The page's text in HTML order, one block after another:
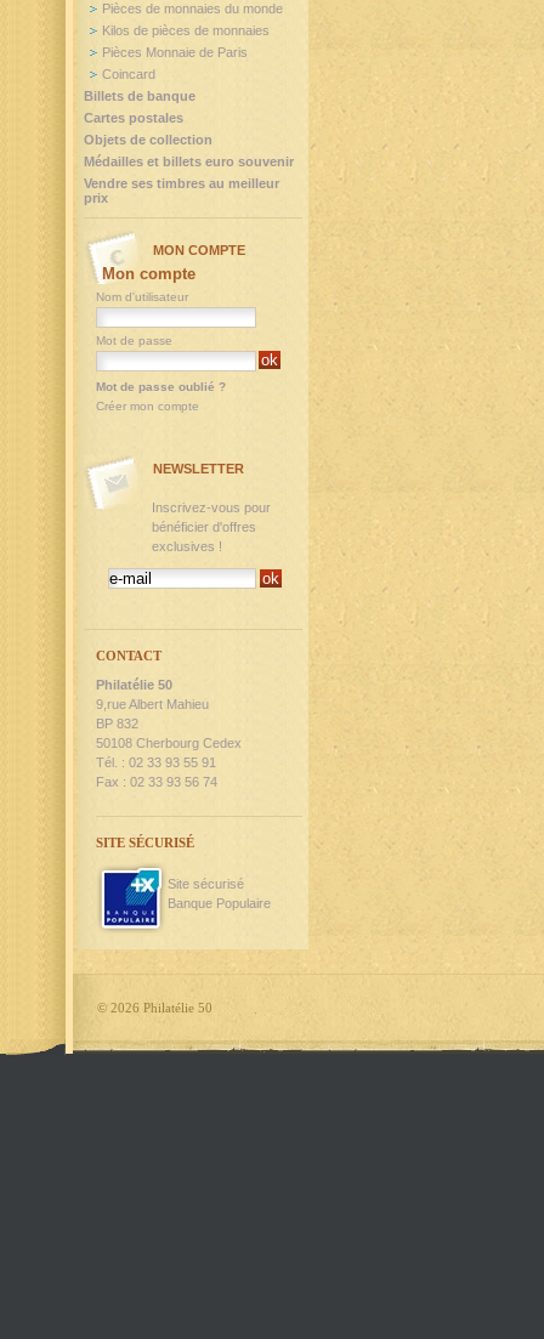
Pièces de monnaies du monde
Kilos de pièces de monnaies
Pièces Monnaie de Paris
Coincard
Billets de banque
Cartes postales
Objets de collection
Médailles et billets euro souvenir
Vendre ses timbres au meilleur
prix
MON COMPTE
Mon compte
Nom d'utilisateur
Mot de passe
Mot de passe oublié ?
Créer mon compte
NEWSLETTER
Inscrivez-vous pour
bénéficier d'offres
exclusives !
CONTACT
Philatélie 50
9,rue Albert Mahieu
BP 832
50108 Cherbourg Cedex
Tél. : 02 33 93 55 91
Fax : 02 33 93 56 74
SITE SÉCURISÉ
Site sécurisé
Banque Populaire
© 2026 Philatélie 50